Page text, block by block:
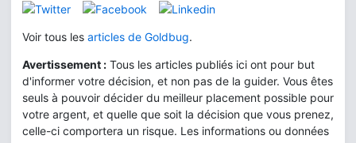
Voir tous les articles de Goldbug.
Avertissement : Tous les articles publiés ici ont pour but
d'informer votre décision, et non pas de la guider. Vous êtes
seuls à pouvoir décider du meilleur placement possible pour
votre argent, et quelle que soit la décision que vous prenez,
celle-ci comportera un risque. Les informations ou données